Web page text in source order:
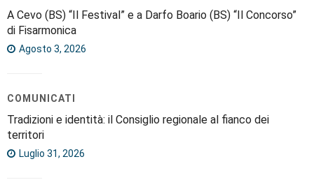
A Cevo (BS) “Il Festival” e a Darfo Boario (BS) “Il Concorso”
di Fisarmonica
Agosto 3, 2026
COMUNICATI
Tradizioni e identità: il Consiglio regionale al fianco dei
territori
Luglio 31, 2026